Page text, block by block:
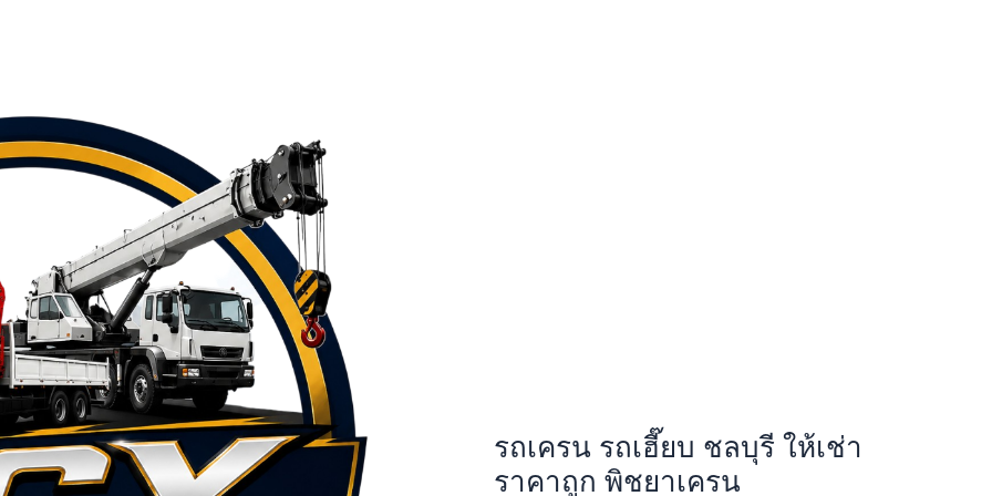
รถเครน รถเฮี๊ยบ ชลบุรี ให้เช่า
ราคาถูก พิชยาเครน